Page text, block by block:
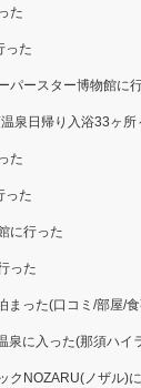
た
った
パースター博物館に
泉日帰り入浴33ヶ
た
った
に行った
った
まった(口コミ/部屋/
泉に入った(那須ハイ
クNOZARU(ノザル)